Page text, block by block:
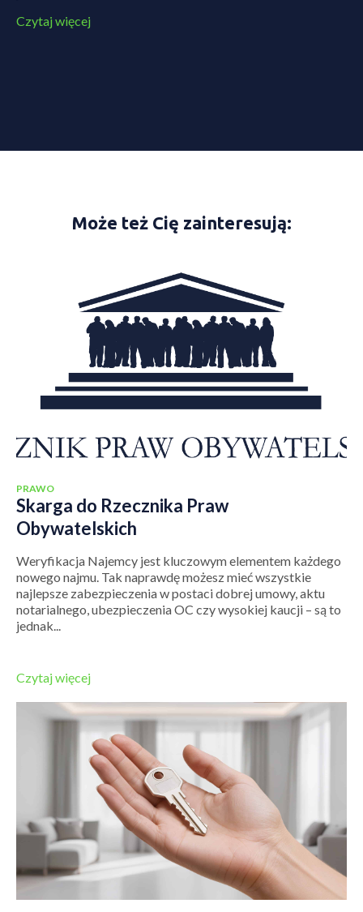
Czytaj więcej
Może też Cię zainteresują:
PRAWO
Skarga do Rzecznika Praw
Obywatelskich
Weryfikacja Najemcy jest kluczowym elementem każdego
nowego najmu. Tak naprawdę możesz mieć wszystkie
najlepsze zabezpieczenia w postaci dobrej umowy, aktu
notarialnego, ubezpieczenia OC czy wysokiej kaucji – są to
jednak...
Czytaj więcej